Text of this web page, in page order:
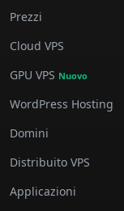
Prezzi
Cloud VPS
GPU VPS Nuovo
WordPress Hosting
Domini
Distribuito VPS
Applicazioni